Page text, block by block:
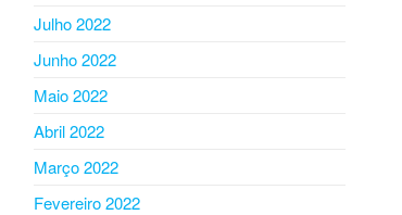
Julho 2022
Junho 2022
Maio 2022
Abril 2022
Março 2022
Fevereiro 2022